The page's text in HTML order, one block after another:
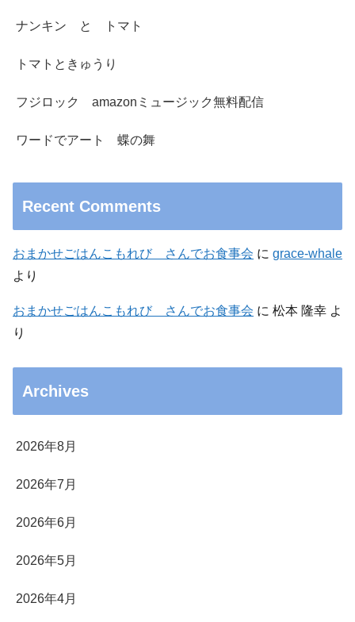
ナンキン と トマト
トマトときゅうり
フジロック amazonミュージック無料配信
ワードでアート 蝶の舞
Recent Comments
おまかせごはんこもれび さんでお食事会 に grace-whale
より
おまかせごはんこもれび さんでお食事会 に 松本 隆幸 よ
り
Archives
2026年8月
2026年7月
2026年6月
2026年5月
2026年4月